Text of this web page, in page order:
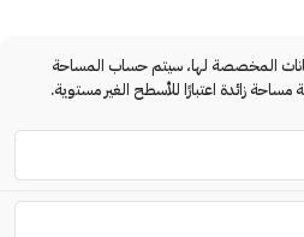
المخصصة لها، سيتم حساب المساحة
مساحة زائدة اعتبارًا للأسطح الغير مستوية.